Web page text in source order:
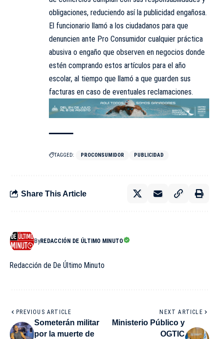
obligaciones, reduciendo así la publicidad engañosa.
El funcionario llamó a los ciudadanos para que
denuncien ante Pro Consumidor cualquier práctica
abusiva o engaño que observen en negocios donde
estén comprando estos artículos para el año
escolar, al tiempo que llamó a que guarden sus
facturas en caso de eventuales reclamaciones.
TAGGED: PROCONSUMIDOR PUBLICIDAD
Share This Article
ByREDACCIÓN DE ÚLTIMO MINUTO
Redacción de De Último Minuto
PREVIOUS ARTICLE
Someterán militar
por la muerte de
NEXT ARTICLE
Ministerio Público y
OGTIC